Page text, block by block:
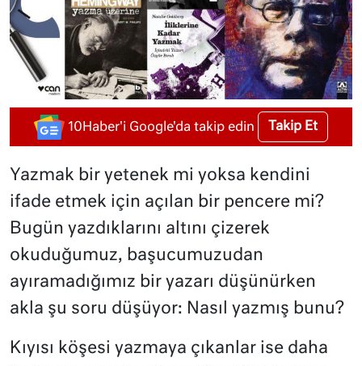
10Haber'i Google'da takip edin Takip Et
Yazmak bir yetenek mi yoksa kendini
ifade etmek için açılan bir pencere mi?
Bugün yazdıklarını altını çizerek
okuduğumuz, başucumuzudan
ayıramadığımız bir yazarı düşünürken
akla şu soru düşüyor: Nasıl yazmış bunu?
Kıyısı köşesi yazmaya çıkanlar ise daha